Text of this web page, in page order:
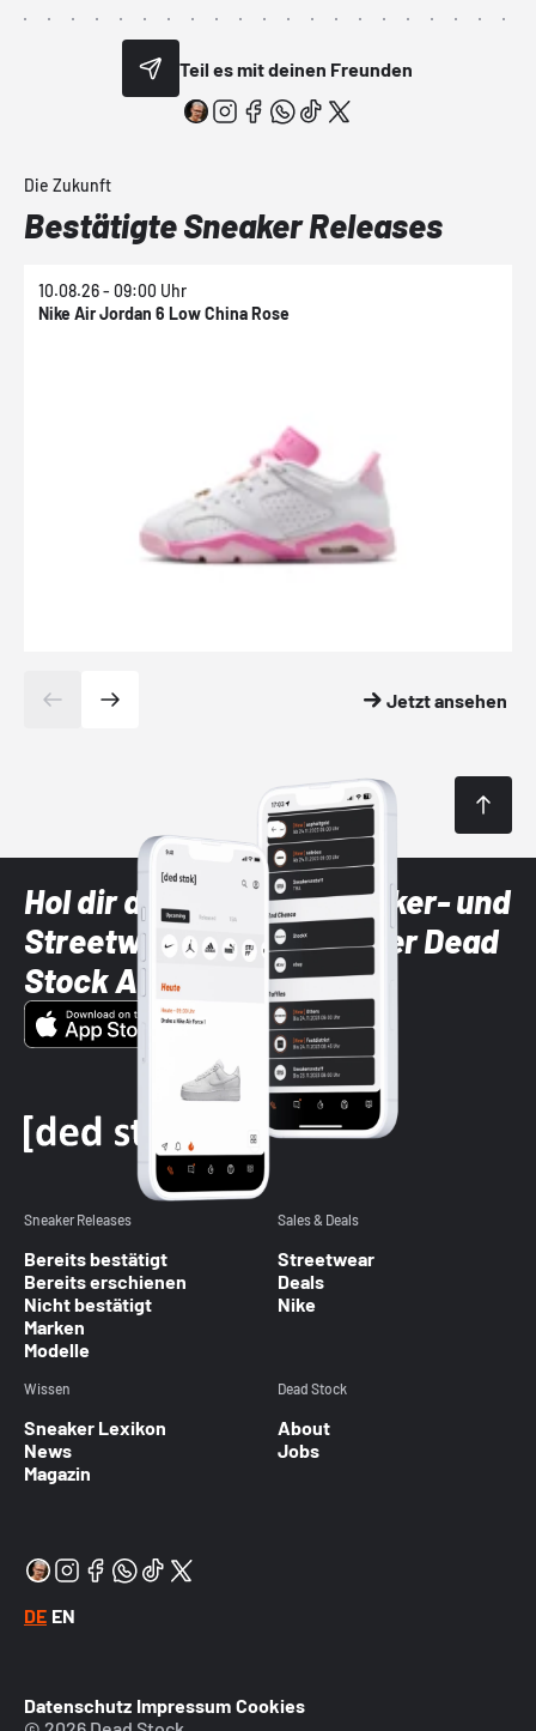
Teil es mit deinen Freunden
Die Zukunft
Bestätigte Sneaker Releases
10.08.26 - 09:00 Uhr
Nike Air Jordan 6 Low China Rose
Jetzt ansehen
Hol dir die neuesten Sneaker- und
Streetwear-Brands mit der Dead
Stock App
Sneaker Releases
Bereits bestätigt
Bereits erschienen
Nicht bestätigt
Marken
Modelle
Sales & Deals
Streetwear
Deals
Nike
Wissen
Sneaker Lexikon
News
Magazin
Dead Stock
About
Jobs
DE EN
Datenschutz Impressum Cookies